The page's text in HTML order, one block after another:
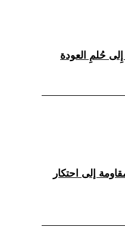
إلى احتكار